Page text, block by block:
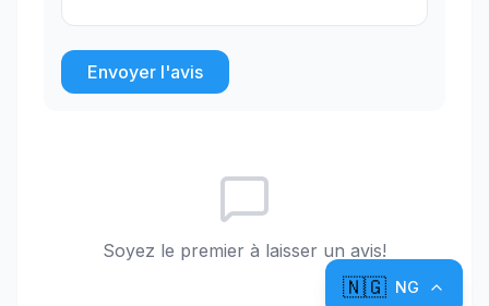
Envoyer l'avis
Soyez le premier à laisser un avis!
🇳🇬 NG